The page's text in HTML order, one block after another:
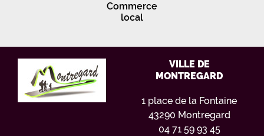
Commerce
local
VILLE DE
MONTREGARD
1 place de la Fontaine
43290 Montregard
04 71 59 93 45